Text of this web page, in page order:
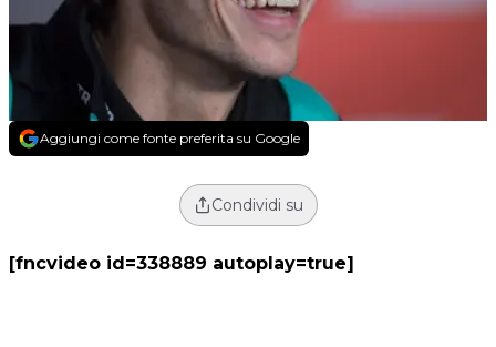
Aggiungi come fonte preferita su Google
Condividi su
[fncvideo id=338889 autoplay=true]